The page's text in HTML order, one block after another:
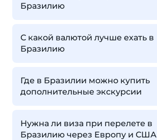
Бразилию
С какой валютой лучше ехать в
Бразилию
Где в Бразилии можно купить
дополнительные экскурсии
Нужна ли виза при перелете в
Бразилию через Европу и США